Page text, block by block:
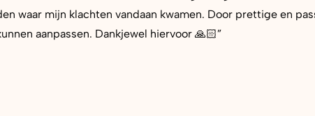
waar mijn klachten vandaan kwamen. Door prettige en
aanpassen. Dankjewel hiervoor 🙏🏻”